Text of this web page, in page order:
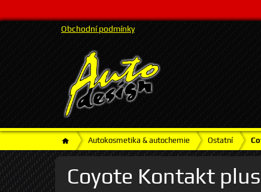
Obchodní podmínky
Autokosmetika & autochemie Ostatní
Coyote Kontakt